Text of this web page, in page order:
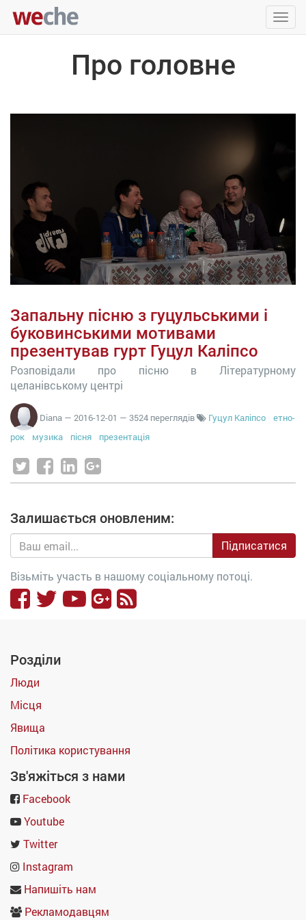
Про головне
Запальну пісню з гуцульськими і
буковинськими мотивами
презентував гурт Гуцул Каліпсо
Розповідали про пісню в Літературному
целанівському центрі
Diana — 2016-12-01 — 3524 переглядів Гуцул Каліпсо
етно-
рок
музика пісня презентація
Залишається оновленим:
Підписатися
Візьміть участь в нашому соціальному потоці.
Розділи
Люди
Місця
Явища
Політика користування
Зв'яжіться з нами
Facebook
Youtube
Twitter
Instagram
Напишіть нам
Рекламодавцям